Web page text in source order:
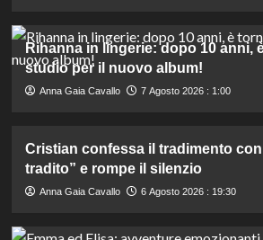
Rihanna in lingerie: dopo 10 anni,
studio per il nuovo album!
Anna Gaia Cavallo 7 Agosto 2026 : 1:00
Cristian confessa il tradimento
tradito” e rompe il silenzio
Anna Gaia Cavallo 6 Agosto 2026 : 19:30